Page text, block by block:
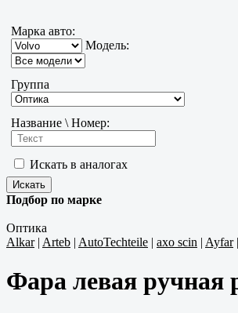
Марка авто:
Модель:
Группа
Название \ Номер:
Искать в аналогах
Подбор по марке
Оптика
Alkar| Arteb | AutoTechteile | axo scin | Ayfar|
Фара левая ручная